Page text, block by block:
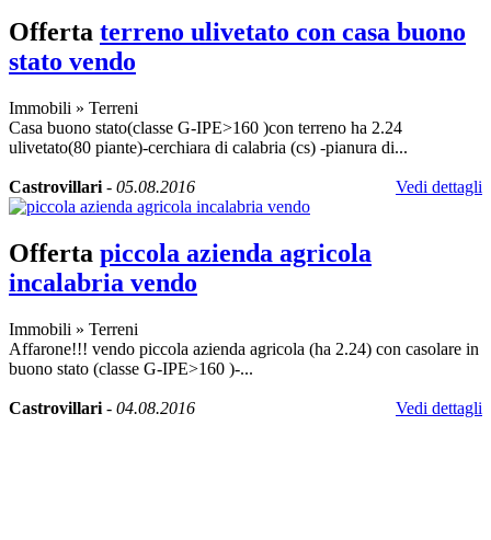
Offerta terreno ulivetato con casa buono
stato vendo
Immobili » Terreni
Casa buono stato(classe G-IPE>160 )con terreno ha 2.24
ulivetato(80 piante)-cerchiara di calabria (cs) -pianura di...
Castrovillari - 05.08.2016 Vedi dettagli
Offerta piccola azienda agricola
incalabria vendo
Immobili » Terreni
Affarone!!! vendo piccola azienda agricola (ha 2.24) con casolare in
buono stato (classe G-IPE>160 )-...
Castrovillari - 04.08.2016 Vedi dettagli